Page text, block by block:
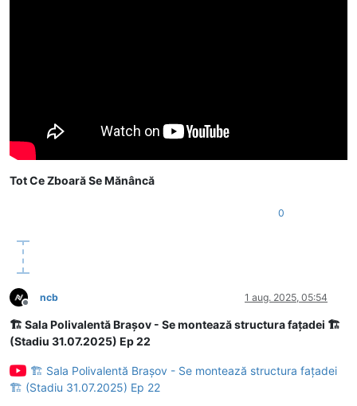
Tot Ce Zboară Se Mănâncă
0
Deconectat
ncb 1 aug. 2025, 05:54
🏗 Sala Polivalentă Brașov - Se montează structura fațadei 🏗
(Stadiu 31.07.2025) Ep 22
🏗 Sala Polivalentă Brașov - Se montează structura fațadei
🏗 (Stadiu 31.07.2025) Ep 22